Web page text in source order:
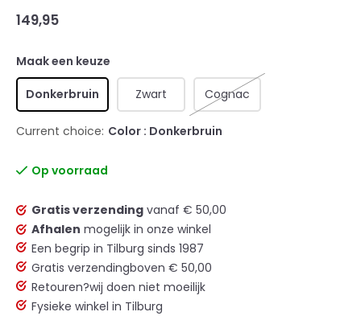
149,95
Maak een keuze
Donkerbruin Zwart Cognac
Current choice: Color : Donkerbruin
Op voorraad
Gratis verzending vanaf € 50,00
Afhalen mogelijk in onze winkel
Een begrip in Tilburg sinds 1987
Gratis verzendingboven € 50,00
Retouren?wij doen niet moeilijk
Fysieke winkel in Tilburg